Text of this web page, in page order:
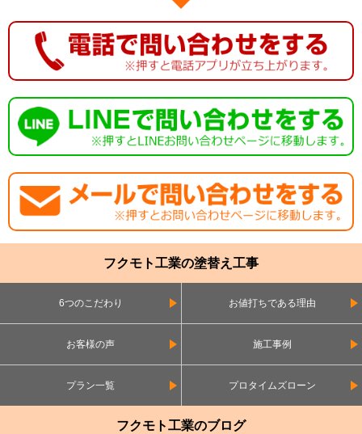
フクモト工業の塗替え工事
6つのこだわり お値打ちである理由
お客様の声 施工事例
プラン一覧 プロタイムズローン
フクモト工業のブログ